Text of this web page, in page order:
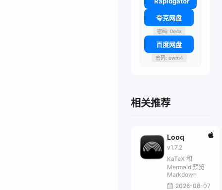
夸克网盘
密码: 0e4x
百度网盘
密码: owm4
相关推荐
Looq
v1.7.2
KaTeX 和
Mermaid 预览
Markdown
2026-08-07